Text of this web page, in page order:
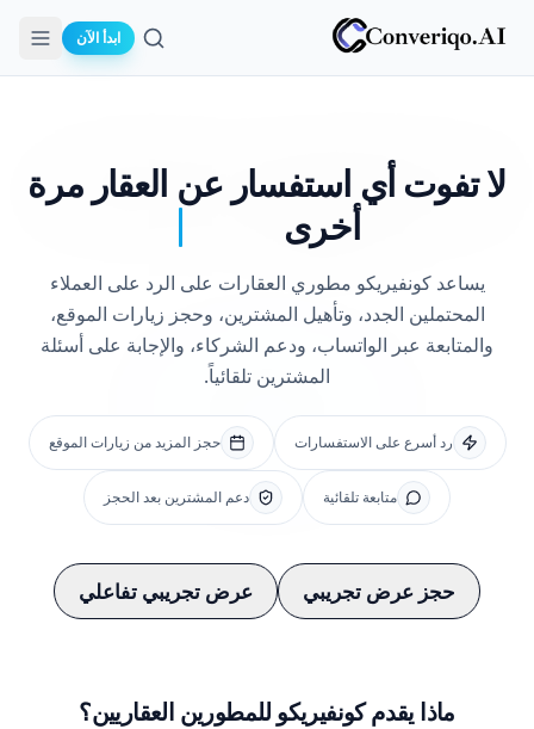
ابدأ الآن
لا تفوت أي استفسار عن العقار مرة
أخرى
يساعد كونفيريكو مطوري العقارات على الرد على العملاء
المحتملين الجدد، وتأهيل المشترين، وحجز زيارات الموقع،
والمتابعة عبر الواتساب، ودعم الشركاء، والإجابة على أسئلة
المشترين تلقائياً.
رد أسرع على الاستفسارات حجز المزيد من زيارات الموقع
متابعة تلقائية دعم المشترين بعد الحجز
حجز عرض تجريبي عرض تجريبي تفاعلي
ماذا يقدم كونفيريكو للمطورين العقاريين؟